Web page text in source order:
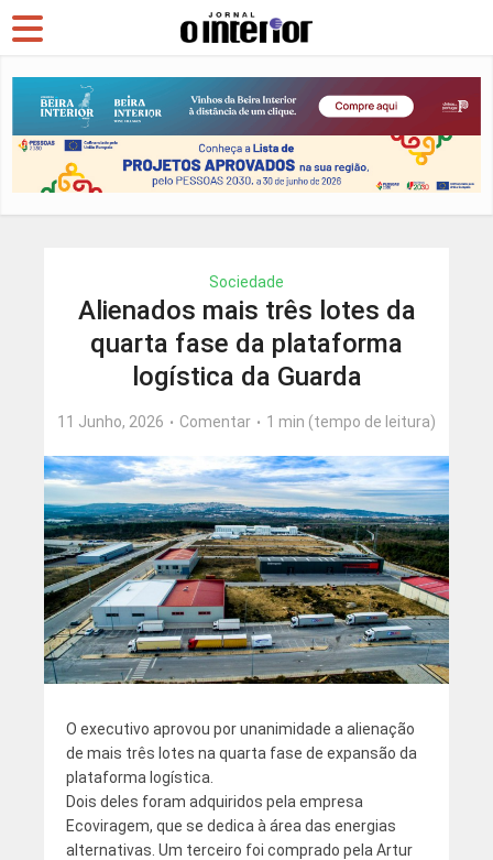
Sociedade
Alienados mais três lotes da
quarta fase da plataforma
logística da Guarda
11 Junho, 2026 Comentar 1 min (tempo de leitura)
O executivo aprovou por unanimidade a alienação
de mais três lotes na quarta fase de expansão da
plataforma logística.
Dois deles foram adquiridos pela empresa
Ecoviragem, que se dedica à área das energias
alternativas. Um terceiro foi comprado pela Artur